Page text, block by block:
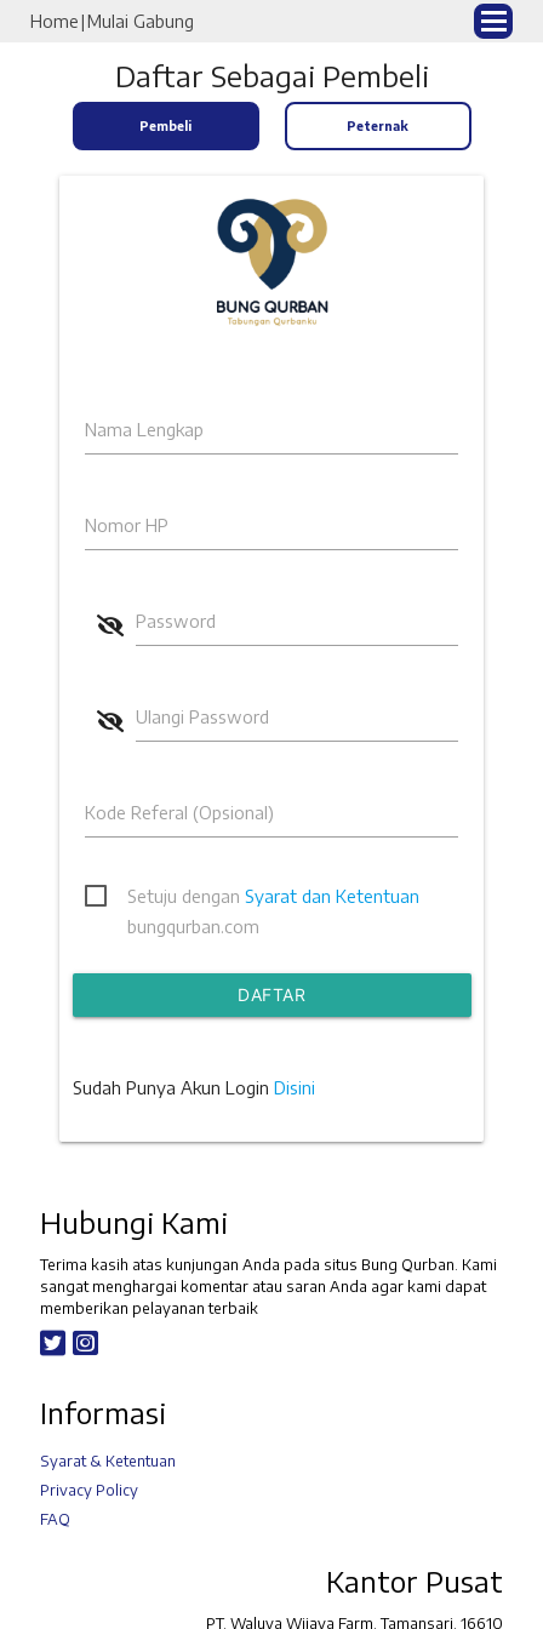
Home Mulai Gabung
Daftar Sebagai Pembeli
Pembeli Peternak
Nama Lengkap
Nomor HP
Password
Ulangi Password
Kode Referal (Opsional)
Setuju dengan Syarat dan Ketentuan
bungqurban.com
Sudah Punya Akun Login Disini
Hubungi Kami
Terima kasih atas kunjungan Anda pada situs Bung Qurban. Kami
sangat menghargai komentar atau saran Anda agar kami dapat
memberikan pelayanan terbaik
Informasi
Syarat & Ketentuan
Privacy Policy
FAQ
Kantor Pusat
PT. Waluya Wijaya Farm, Tamansari, 16610